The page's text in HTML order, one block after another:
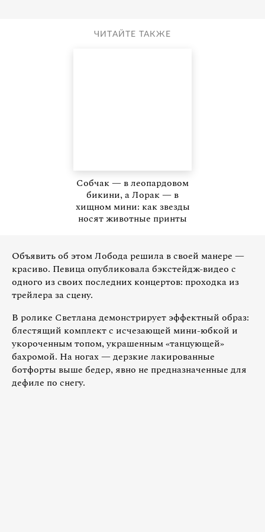
ЧИТАЙТЕ ТАКЖЕ
Собчак — в леопардовом
бикини, а Лорак — в
хищном мини: как звезды
носят животные принты
Объявить об этом Лобода решила в своей манере —
красиво. Певица опубликовала бэкстейдж-видео с
одного из своих последних концертов: проходка из
трейлера за сцену.
В ролике Светлана демонстрирует эффектный образ:
блестящий комплект с исчезающей мини-юбкой и
укороченным топом, украшенным «‎танцующей»
бахромой‎. На ногах — дерзкие лакированные
ботфорты выше бедер, явно не предназначенные для
дефиле по снегу.